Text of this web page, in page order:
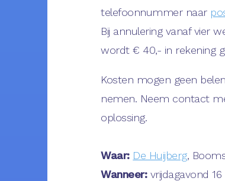
telefoonnummer naar
Bij annulering vanaf vier
wordt € 40,- in rekening
Kosten mogen geen
nemen. Neem contact
oplossing.
Waar: De Huijberg,
Wanneer:vrijdagavond